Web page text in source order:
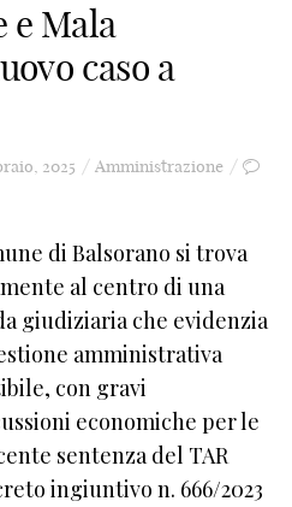
e Mala
caso a
2025
Amministrazione
di Balsorano si trova
al centro di una
giudiziaria che evidenzia
amministrativa
con gravi
economiche per le
sentenza del TAR
ingiuntivo n. 666/2023